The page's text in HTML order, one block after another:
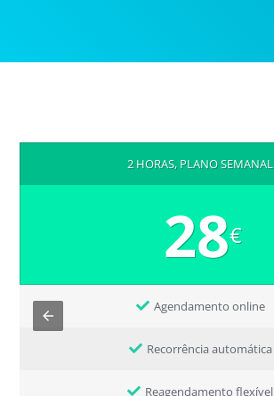
2 HORAS, PLANO SEMANAL
28€
Agendamento online
Recorrência automática
Reagendamento flexível